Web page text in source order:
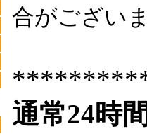
合がござい
通常24時